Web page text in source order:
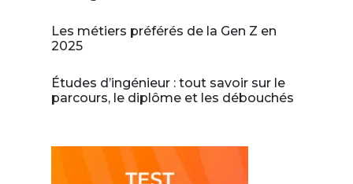
Les métiers préférés de la Gen Z en
2025
Études d’ingénieur : tout savoir sur le
parcours, le diplôme et les débouchés